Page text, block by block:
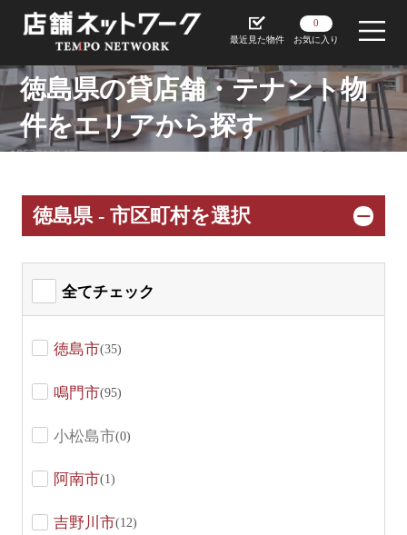
最近見た物件
0
お気に入り
徳島県の貸店舗・テナント物
件をエリアから探す
徳島県 - 市区町村を選択
全てチェック
徳島市(35)
鳴門市(95)
小松島市(0)
阿南市(1)
吉野川市(12)